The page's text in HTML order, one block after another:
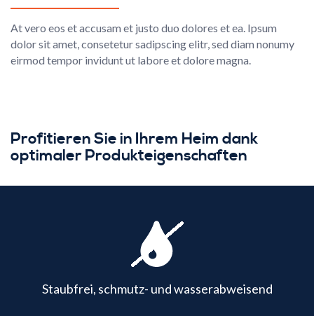
At vero eos et accusam et justo duo dolores et ea. Ipsum
dolor sit amet, consetetur sadipscing elitr, sed diam nonumy
eirmod tempor invidunt ut labore et dolore magna.
Profitieren Sie in Ihrem Heim dank
optimaler Produkteigenschaften
Staubfrei, schmutz- und wasserabweisend